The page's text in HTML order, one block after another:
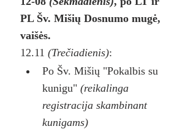
PL Šv. Mišių Dosnumo mugė,
vaišės.
12.11 (Trečiadienis):
Po Šv. Mišių "Pokalbis su
kunigu" (reikalinga
registracija skambinant
kunigams)